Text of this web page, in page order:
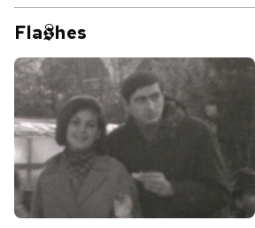
Fla hes